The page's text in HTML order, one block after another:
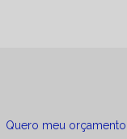
Quero meu orçamento